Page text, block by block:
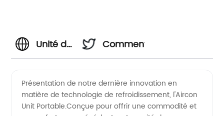
Unité de
portable :
Commentaires
Présentation de notre dernière innovation en
matière de technologie de refroidissement, l'Aircon
Unit Portable.Conçue pour offrir une commodité et